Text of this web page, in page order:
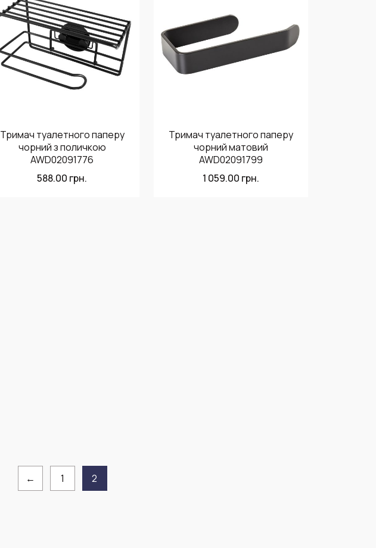
Тримач туалетного паперу
чорний з поличкою
AWD02091776
588.00 грн.
Тримач туалетного паперу
чорний матовий
AWD02091799
1 059.00 грн.
← 1 2